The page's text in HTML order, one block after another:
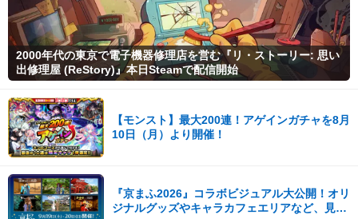
2000年代の東京で電子機器修理店を営む『リ・ストーリー: 思い
出修理屋 (ReStory)』本日Steamで配信開始
【モンスト】最大200連！アゲインガチャを8月
10日（月）より開催！
『京まふ2026』コラボビジュアル大公開！オリ
ジナルグッズやキャラカフェエリアなど、見ど